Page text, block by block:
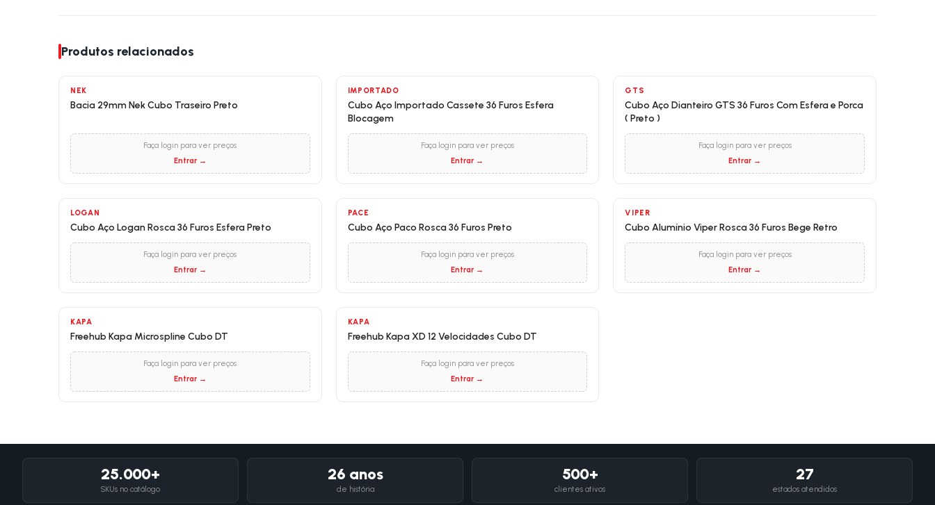
Produtos relacionados
NEK
Bacia 29mm Nek Cubo Traseiro Preto
Faça login para ver preços
Entrar →
IMPORTADO
Cubo Aço Importado Cassete 36 Furos Esfera
Blocagem
Faça login para ver preços
Entrar →
GTS
Cubo Aço Dianteiro GTS 36 Furos Com Esfera e Porca
( Preto )
Faça login para ver preços
Entrar →
LOGAN
Cubo Aço Logan Rosca 36 Furos Esfera Preto
Faça login para ver preços
Entrar →
PACE
Cubo Aço Paco Rosca 36 Furos Preto
Faça login para ver preços
Entrar →
VIPER
Cubo Alumínio Viper Rosca 36 Furos Bege Retro
Faça login para ver preços
Entrar →
KAPA
Freehub Kapa Microspline Cubo DT
Faça login para ver preços
Entrar →
KAPA
Freehub Kapa XD 12 Velocidades Cubo DT
Faça login para ver preços
Entrar →
25.000+
SKUs no catálogo
26 anos
de história
500+
clientes ativos
27
estados atendidos